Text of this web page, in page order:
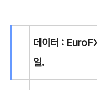
데이터 :
일.